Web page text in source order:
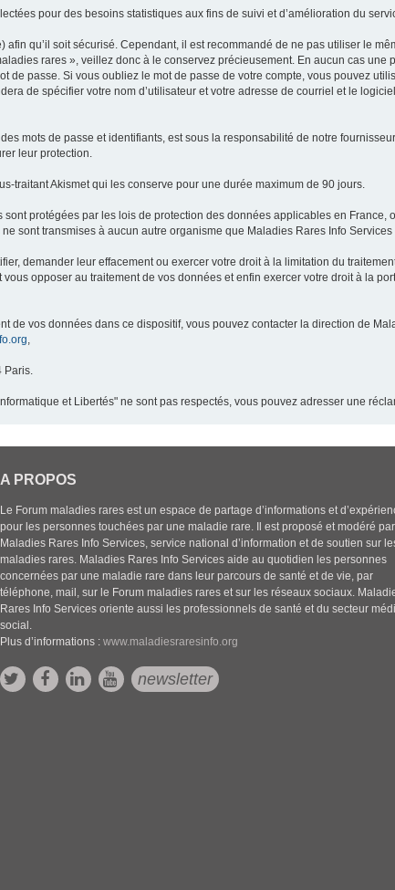
pour des besoins statistiques aux fins de suivi et d’amélioration du
qu’il soit sécurisé. Cependant, il est recommandé de ne pas utiliser le
rares », veillez donc à le conservez précieusement. En aucun cas
de passe. Si vous oubliez le mot de passe de votre compte, vous pouvez
de spécifier votre nom d’utilisateur et votre adresse de courriel et le
mots de passe et identifiants, est sous la responsabilité de notre
leur protection.
traitant Akismet qui les conserve pour une durée maximum de 90 jours.
protégées par les lois de protection des données applicables en
sont transmises à aucun autre organisme que Maladies Rares Info
demander leur effacement ou exercer votre droit à la limitation du
opposer au traitement de vos données et enfin exercer votre droit à la
de vos données dans ce dispositif, vous pouvez contacter la direction de
,
Paris.
et Libertés" ne sont pas respectés, vous pouvez adresser une
A PROPOS
Le Forum maladies rares est un espace de partage d’informations et
pour les personnes touchées par une maladie rare. Il est proposé et modéré par
Maladies Rares Info Services, service national d’information et de soutien sur
maladies rares. Maladies Rares Info Services aide au quotidien les personnes
concernées par une maladie rare dans leur parcours de santé et de vie, par
téléphone, mail, sur le Forum maladies rares et sur les réseaux sociaux.
Rares Info Services oriente aussi les professionnels de santé et du secteur
social.
Plus d’informations :www.maladiesraresinfo.org
newsletter